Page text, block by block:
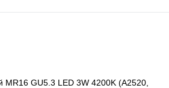
MR16 GU5.3 LED 3W 4200K (A2520,